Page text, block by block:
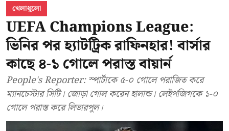
খেলাধুলো
UEFA Champions League:
ভিনির পর হ্যাটট্রিক রাফিনহার! বার্সার
কাছে ৪-১ গোলে পরাস্ত বায়ার্ন
People's Reporter: স্পার্টাকে ৫-০ গোলে পরাজিত করে
ম্যানচেস্টার সিটি। জোড়া গোল করেন হালান্ড। লেইপজিগকে ১-০
গোলে পরাস্ত করে লিভারপুল।